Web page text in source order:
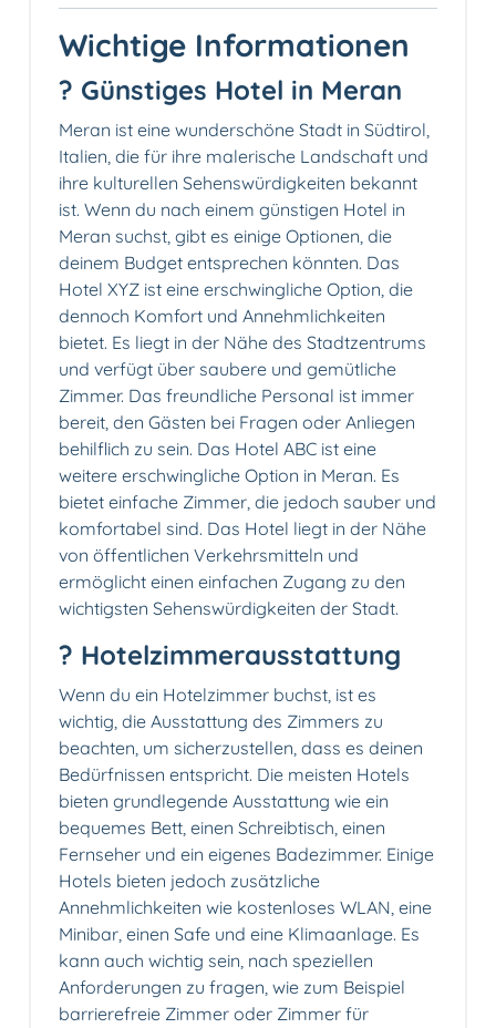
Wichtige Informationen
? Günstiges Hotel in Meran
Meran ist eine wunderschöne Stadt in Südtirol,
Italien, die für ihre malerische Landschaft und
ihre kulturellen Sehenswürdigkeiten bekannt
ist. Wenn du nach einem günstigen Hotel in
Meran suchst, gibt es einige Optionen, die
deinem Budget entsprechen könnten. Das
Hotel XYZ ist eine erschwingliche Option, die
dennoch Komfort und Annehmlichkeiten
bietet. Es liegt in der Nähe des Stadtzentrums
und verfügt über saubere und gemütliche
Zimmer. Das freundliche Personal ist immer
bereit, den Gästen bei Fragen oder Anliegen
behilflich zu sein. Das Hotel ABC ist eine
weitere erschwingliche Option in Meran. Es
bietet einfache Zimmer, die jedoch sauber und
komfortabel sind. Das Hotel liegt in der Nähe
von öffentlichen Verkehrsmitteln und
ermöglicht einen einfachen Zugang zu den
wichtigsten Sehenswürdigkeiten der Stadt.
?️ Hotelzimmerausstattung
Wenn du ein Hotelzimmer buchst, ist es
wichtig, die Ausstattung des Zimmers zu
beachten, um sicherzustellen, dass es deinen
Bedürfnissen entspricht. Die meisten Hotels
bieten grundlegende Ausstattung wie ein
bequemes Bett, einen Schreibtisch, einen
Fernseher und ein eigenes Badezimmer. Einige
Hotels bieten jedoch zusätzliche
Annehmlichkeiten wie kostenloses WLAN, eine
Minibar, einen Safe und eine Klimaanlage. Es
kann auch wichtig sein, nach speziellen
Anforderungen zu fragen, wie zum Beispiel
barrierefreie Zimmer oder Zimmer für